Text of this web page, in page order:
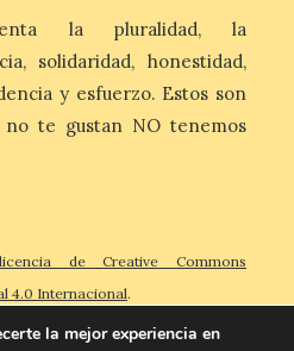
la Asociación
la Asociación
el Diario de
para
. Desde las
Álvarez […]
la pluralidad, la
solidaridad, honestidad,
y esfuerzo. Estos son
te gustan NO tenemos
licencia de Creative Commons
4.0 Internacional.
la mejor experiencia en